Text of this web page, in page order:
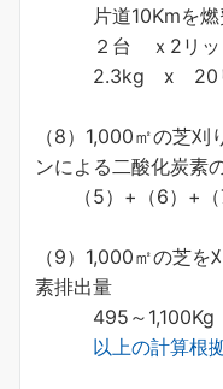
片道10Kmを燃費
２台 ｘ2リッ
2.3kg ⅹ 20リ
（8）1,000㎡の芝
ンによる二酸化炭素
（5）+（6）+
（9）1,000㎡の芝
素排出量
495～1,100Kg
以上の計算根